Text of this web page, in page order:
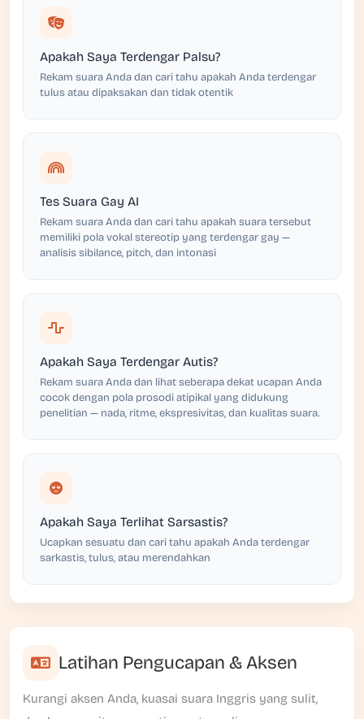
Apakah Saya Terdengar Palsu?
Rekam suara Anda dan cari tahu apakah Anda terdengar
tulus atau dipaksakan dan tidak otentik
Tes Suara Gay AI
Rekam suara Anda dan cari tahu apakah suara tersebut
memiliki pola vokal stereotip yang terdengar gay —
analisis sibilance, pitch, dan intonasi
Apakah Saya Terdengar Autis?
Rekam suara Anda dan lihat seberapa dekat ucapan Anda
cocok dengan pola prosodi atipikal yang didukung
penelitian — nada, ritme, ekspresivitas, dan kualitas suara.
Apakah Saya Terlihat Sarsastis?
Ucapkan sesuatu dan cari tahu apakah Anda terdengar
sarkastis, tulus, atau merendahkan
Latihan Pengucapan & Aksen
Kurangi aksen Anda, kuasai suara Inggris yang sulit,